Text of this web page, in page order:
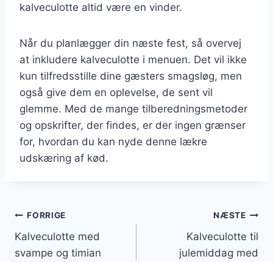
kalveculotte altid være en vinder.
Når du planlægger din næste fest, så overvej
at inkludere kalveculotte i menuen. Det vil ikke
kun tilfredsstille dine gæsters smagsløg, men
også give dem en oplevelse, de sent vil
glemme. Med de mange tilberedningsmetoder
og opskrifter, der findes, er der ingen grænser
for, hvordan du kan nyde denne lækre
udskæring af kød.
Indlægsnavigation
FORRIGE
Kalveculotte med
svampe og timian
NÆSTE
Kalveculotte til
julemiddag med